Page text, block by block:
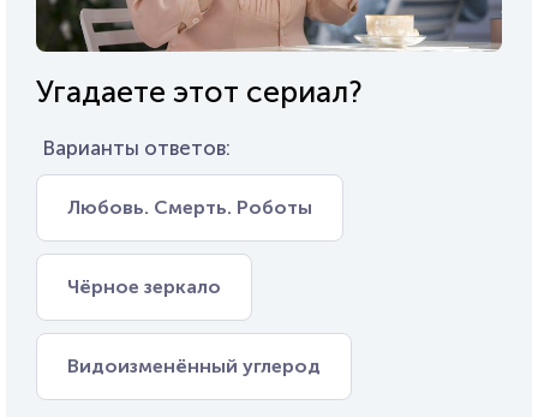
Угадаете этот сериал?
Варианты ответов:
Любовь. Смерть. Роботы
Чёрное зеркало
Видоизменённый углерод